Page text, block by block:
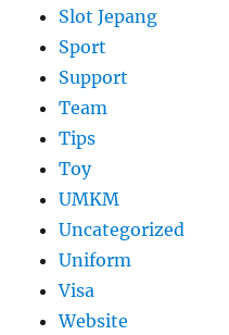
Slot Jepang
Sport
Support
Team
Tips
Toy
UMKM
Uncategorized
Uniform
Visa
Website